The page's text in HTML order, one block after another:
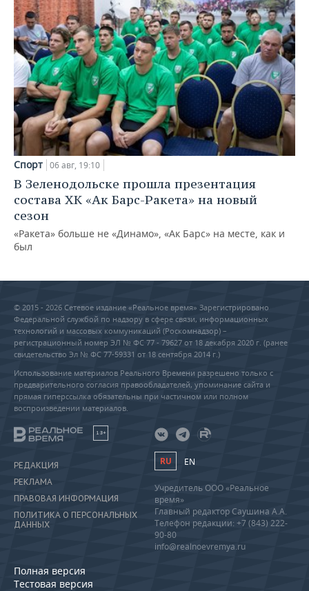
Спорт 06 авг, 19:10
В Зеленодольске прошла презентация
состава ХК «Ак Барс-Ракета» на новый
сезон
«Ракета» больше не «Динамо», «Ак Барс» на месте, как и
был
© 2015 - 2026 Сетевое издание «Реальное время» Зарегистрировано
Федеральной службой по надзору в сфере связи, информационных
технологий и массовых коммуникаций (Роскомнадзор) –
регистрационный номер ЭЛ № ФС 77 - 79627 от 18 декабря 2020 г. (ранее
свидетельство Эл № ФС 77-59331 от 18 сентября 2014 г.)
Использование материалов Реального Времени разрешено только с
предварительного согласия правообладателей, упоминание сайта и
прямая гиперссылка обязательны при частичном или полном
воспроизведении материалов.
18+
РЕДАКЦИЯ
РЕКЛАМА
ПРАВОВАЯ ИНФОРМАЦИЯ
ПОЛИТИКА О ПЕРСОНАЛЬНЫХ
ДАННЫХ
Полная версия
Тестовая версия
RU EN
Учредитель ООО «Реальное
время»
Главный редактор Саушина А.А.
Телефон редакции: +7 (843) 222-
90-80
info@realnoevremya.ru